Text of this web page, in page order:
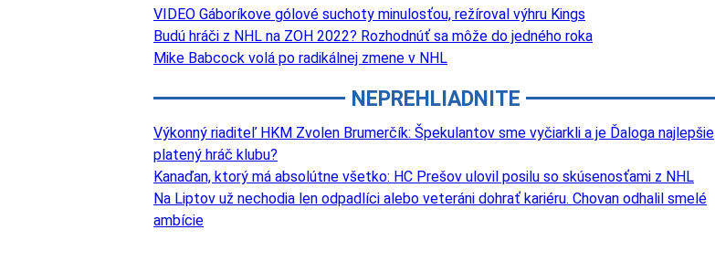
VIDEO Gáboríkove gólové suchoty minulosťou, režíroval výhru Kings
Budú hráči z NHL na ZOH 2022? Rozhodnúť sa môže do jedného roka
Mike Babcock volá po radikálnej zmene v NHL
NEPREHLIADNITE
Výkonný riaditeľ HKM Zvolen Brumerčík: Špekulantov sme vyčiarkli a je Ďaloga najlepšie
platený hráč klubu?
Kanaďan, ktorý má absolútne všetko: HC Prešov ulovil posilu so skúsenosťami z NHL
Na Liptov už nechodia len odpadlíci alebo veteráni dohrať kariéru. Chovan odhalil smelé
ambície